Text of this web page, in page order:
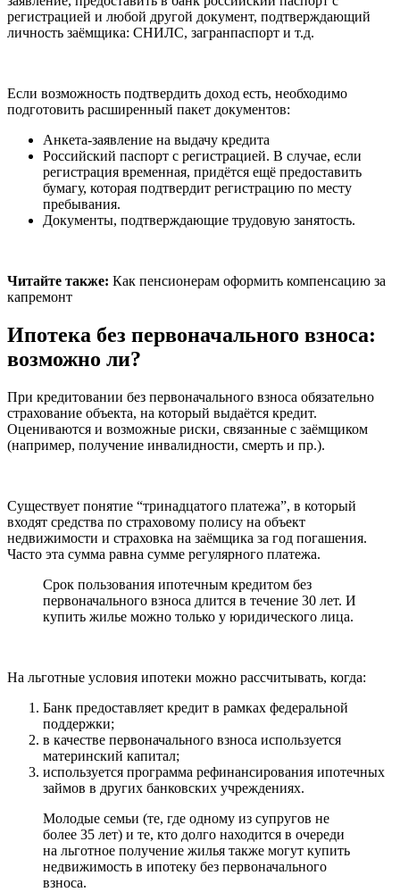
регистрацией и любой другой документ, подтверждающий
личность заёмщика: СНИЛС, загранпаспорт и т.д.
Если возможность подтвердить доход есть, необходимо
подготовить расширенный пакет документов:
Анкета-заявление на выдачу кредита
Российский паспорт с регистрацией. В случае, если
регистрация временная, придётся ещё предоставить
бумагу, которая подтвердит регистрацию по месту
пребывания.
Документы, подтверждающие трудовую занятость.
Читайте также: Как пенсионерам оформить компенсацию за
капремонт
Ипотека без первоначального взноса:
возможно ли?
При кредитовании без первоначального взноса обязательно
страхование объекта, на который выдаётся кредит.
Оцениваются и возможные риски, связанные с заёмщиком
(например, получение инвалидности, смерть и пр.).
Существует понятие “тринадцатого платежа”, в который
входят средства по страховому полису на объект
недвижимости и страховка на заёмщика за год погашения.
Часто эта сумма равна сумме регулярного платежа.
Срок пользования ипотечным кредитом без
первоначального взноса длится в течение 30 лет. И
купить жилье можно только у юридического лица.
На льготные условия ипотеки можно рассчитывать, когда:
Банк предоставляет кредит в рамках федеральной
поддержки;
в качестве первоначального взноса используется
материнский капитал;
используется программа рефинансирования ипотечных
займов в других банковских учреждениях.
Молодые семьи (те, где одному из супругов не
более 35 лет) и те, кто долго находится в очереди
на льготное получение жилья также могут купить
недвижимость в ипотеку без первоначального
взноса.